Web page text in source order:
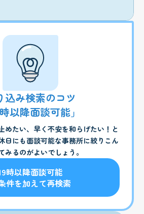
込み検索のコツ
時以降面談可能」
めたい、早く不安を和らげたい！と
日にも面談可能な事務所に絞りこん
みるのがよいでしょう。
時以降面談可能
件を加えて再検索